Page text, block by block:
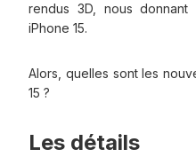
rendus 3D, nous
iPhone 15.
Alors, quelles sont les
15 ?
Les détails